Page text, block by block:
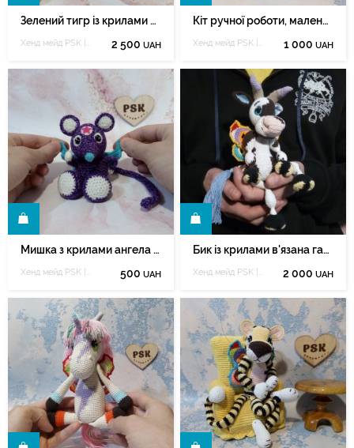
Зелений тигр із крилами метелика. В'язаний символ року 2022
Хенд мейд PSK | Полёт сердцекрыльца 2 500 UAH
Кіт ручної роботи, маленька м'яка кішка в'язана гачком.
Хенд мейд PSK | Полёт сердцекрыльца 1 000 UAH
Мишка з крилами ангела в'язана гачком м'яка іграшка 6
Хенд мейд PSK | Полёт сердцекрыльца 500 UAH
КУПИТИ
Бик із крилами в'язана гачком м'яка іграшка ручної роботи
Хенд мейд PSK | Полёт сердцекрыльца 2 000 UAH